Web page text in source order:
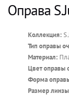
Оправа
Коллекция:
Тип оправы
Материал:
Цвет оправы
Форма
Размер